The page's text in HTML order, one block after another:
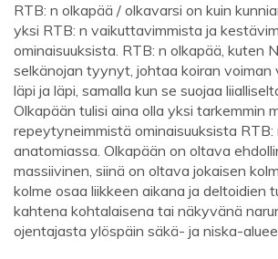
RTB: n olkapää / olkavarsi on kuin
yksi RTB: n vaikuttavimmista ja
ominaisuuksista. RTB: n olkapää, kuten
selkänojan tyynyt, johtaa koiran
läpi ja läpi, samalla kun se suojaa
Olkapään tulisi aina olla yksi tarkemmin
repeytyneimmistä ominaisuuksista RTB:
anatomiassa. Olkapään on oltava
massiivinen, siinä on oltava jokaisen
kolme osaa liikkeen aikana ja deltoidien
kahtena kohtalaisena tai näkyvänä
ojentajasta ylöspäin säkä- ja niska-